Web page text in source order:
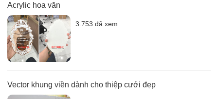
Acrylic hoa văn
3.753 đã xem
Vector khung viền dành cho thiệp cưới đẹp